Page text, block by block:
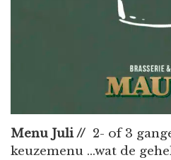
Menu Juli // 2- of 3
keuzemenu ...wat de